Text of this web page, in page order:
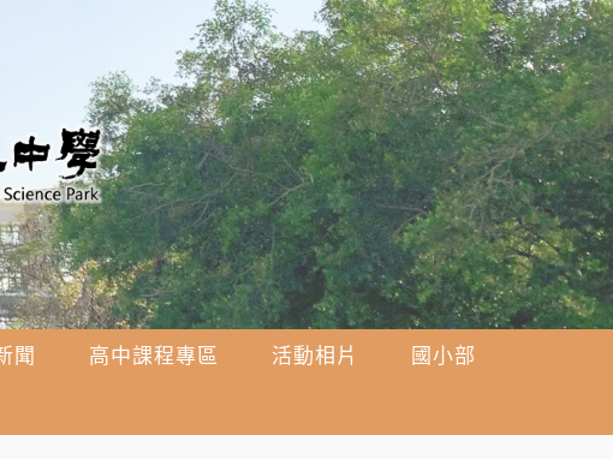
聞 高中課程專區 活動相片
國小部